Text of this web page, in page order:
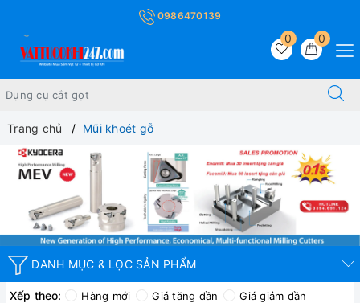
0986470139
0
0
Trang chủ Mũi khoét gỗ
DANH MỤC & LỌC SẢN PHẨM
Xếp theo: Hàng mới Giá tăng dần Giá giảm dần